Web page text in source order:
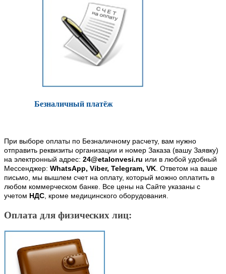
Безналичный платёж
При выборе оплаты по Безналичному расчету, вам нужно
отправить реквизиты организации и номер Заказа (вашу Заявку)
на электронный адрес: 24@etalonvesi.ru или в любой удобный
Мессенджер: WhatsApp, Viber, Telegram, VK. Ответом на ваше
письмо, мы вышлем счет на оплату, который можно оплатить в
любом коммерческом банке. Все цены на Сайте указаны с
учетом НДС, кроме медицинского оборудования.
Оплата для физических лиц: